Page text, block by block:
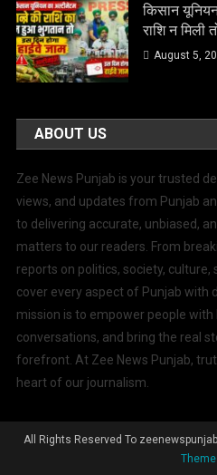
किसान
राशि न मिली
August 5,
ABOUT US
Zee News Punjab is your trusted
views, and updates from Punjab
to delivering accurate, unbiased,
matters to our readers. From
reports on politics, society,
cover every aspect of Punjab with
mission is to empower people
conversations, and bring the real
forefront. At Zee News Punjab,
heart of our journalism.
All Rights Reserved To zeenewspunjab